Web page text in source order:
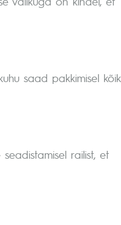
saad pakkimisel kõik
railist, et